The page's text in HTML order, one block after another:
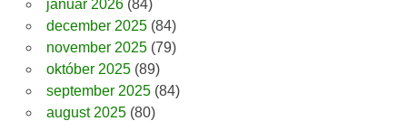
január 2026(84)
december 2025(84)
november 2025(79)
október 2025(89)
september 2025(84)
august 2025(80)